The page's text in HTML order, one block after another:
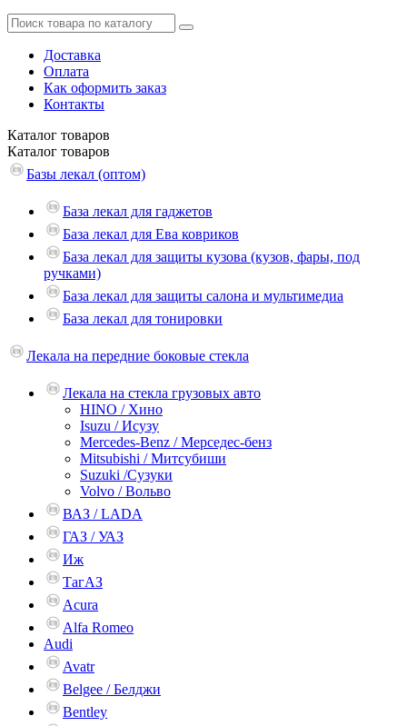
Доставка
Оплата
Как оформить заказ
Контакты
Каталог товаров
Каталог товаров
Базы лекал (оптом)
База лекал для гаджетов
База лекал для Ева ковриков
База лекал для защиты кузова (кузов, фары, под
ручками)
База лекал для защиты салона и мультимедиа
База лекал для тонировки
Лекала на передние боковые стекла
Лекала на стекла грузовых авто
HINO / Хино
Isuzu / Исузу
Mercedes-Benz / Мерседес-бенз
Mitsubishi / Митсубиши
Suzuki /Сузуки
Volvo / Вольво
ВАЗ / LADA
ГАЗ / УАЗ
Иж
ТагАЗ
Acura
Alfa Romeo
Audi
Avatr
Belgee / Белджи
Bentley